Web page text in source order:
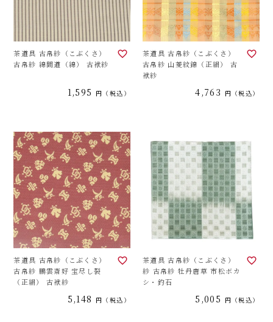
茶道具 古帛紗（こぶくさ）
古帛紗 綿間道（綿） 古袱紗
1,595 税込
茶道具 古帛紗（こぶくさ）
古帛紗 山菱紋錦（正絹） 古
袱紗
4,763 税込
茶道具 古帛紗（こぶくさ）
古帛紗 鵬雲斎好 宝尽し裂
（正絹） 古袱紗
5,148 税込
茶道具 古帛紗（こぶくさ）
紗 古帛紗 牡丹唐草 市松ボカ
シ・釣石
5,005 税込